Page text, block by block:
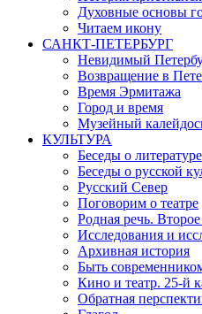
Духовные основы
Читаем икону
САНКТ-ПЕТЕРБУРГ
Невидимый
Возвращение в
Время Эрмитажа
Город и время
Музейный
КУЛЬТУРА
Беседы о литературе
Беседы о русской
Русский Север
Поговорим о театре
Родная речь.
Исследования и
Архивная история
Быть
Кино и театр. 25-й
Обратная